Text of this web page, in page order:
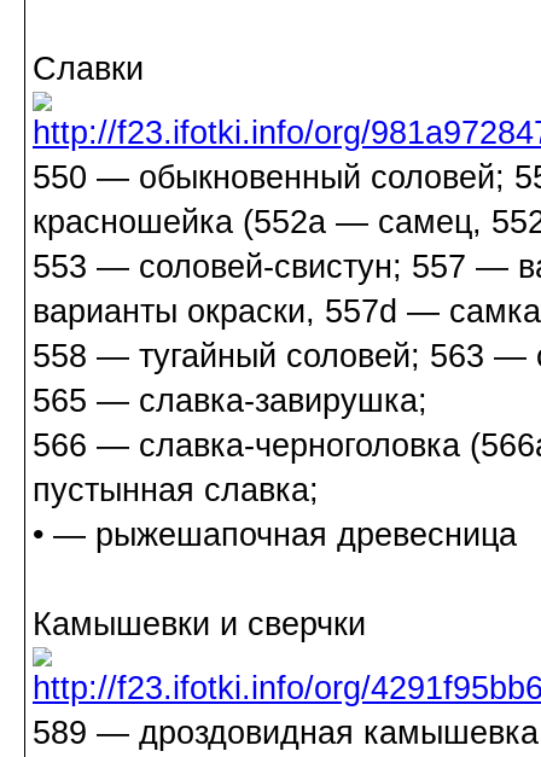
Славки
550 — обыкновенный соловей;
красношейка (552a — самец,
553 — соловей-свистун; 557 —
варианты окраски, 557d —
558 — тугайный соловей; 563 —
565 — славка-завирушка;
566 — славка-черноголовка
пустынная славка;
• — рыжешапочная древесница
Камышевки и сверчки
589 — дроздовидная